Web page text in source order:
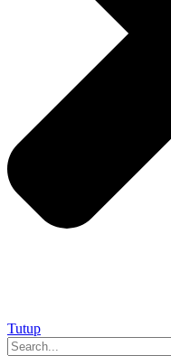
Tutup